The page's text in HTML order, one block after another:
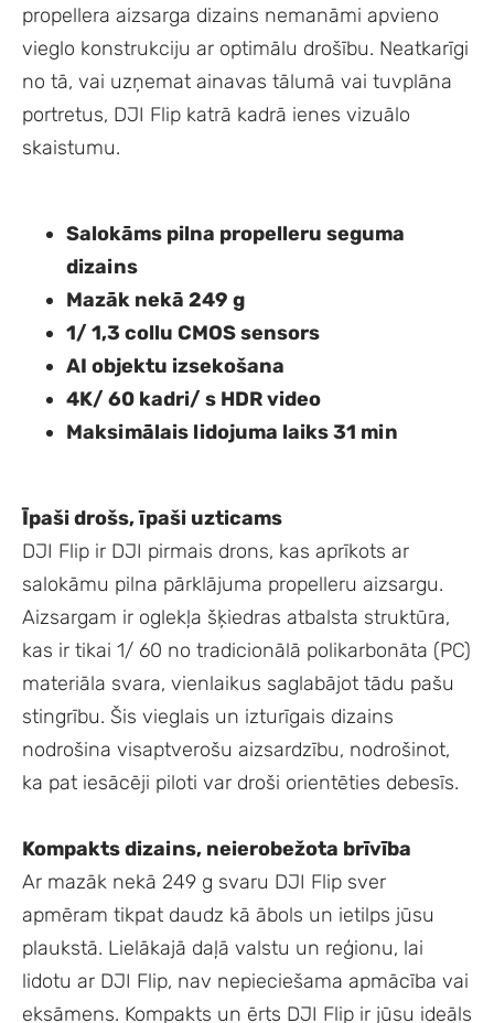
propellera aizsarga dizains nemanāmi apvieno
vieglo konstrukciju ar optimālu drošību. Neatkarīgi
no tā, vai uzņemat ainavas tālumā vai tuvplāna
portretus, DJI Flip katrā kadrā ienes vizuālo
skaistumu.
Salokāms pilna propelleru seguma
dizains
Mazāk nekā 249 g
1/ 1,3 collu CMOS sensors
AI objektu izsekošana
4K/ 60 kadri/ s HDR video
Maksimālais lidojuma laiks 31 min
Īpaši drošs, īpaši uzticams
DJI Flip ir DJI pirmais drons, kas aprīkots ar
salokāmu pilna pārklājuma propelleru aizsargu.
Aizsargam ir oglekļa šķiedras atbalsta struktūra,
kas ir tikai 1/ 60 no tradicionālā polikarbonāta (PC)
materiāla svara, vienlaikus saglabājot tādu pašu
stingrību. Šis vieglais un izturīgais dizains
nodrošina visaptverošu aizsardzību, nodrošinot,
ka pat iesācēji piloti var droši orientēties debesīs.
Kompakts dizains, neierobežota brīvība
Ar mazāk nekā 249 g svaru DJI Flip sver
apmēram tikpat daudz kā ābols un ietilps jūsu
plaukstā. Lielākajā daļā valstu un reģionu, lai
lidotu ar DJI Flip, nav nepieciešama apmācība vai
eksāmens. Kompakts un ērts DJI Flip ir jūsu ideāls